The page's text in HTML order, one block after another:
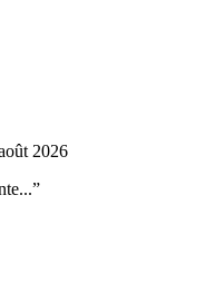
2026
”